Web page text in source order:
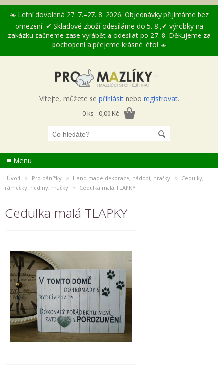
☀️ Letní dovolená 27. 7.–27. 8. 2026. Objednávky přijímáme bez
omezení. ✔ Skladové zboží odesíláme do 5. 8.,✔ výrobky na
zakázku začneme zase vyrábět a odesílat po 27. 8. Děkujeme za
pochopení a přejeme krásné léto! ☀️
Vítejte, můžete se přihlásitnebo registrovat.
0 ks - 0,00 Kč
≡ Menu
Úvod » Pro páníčky » Hand made dekorace, nádobí, hračky »
Cedulky,
rámečky, hodiny, hračky » Cedulka malá TLAPKY
Cedulka malá TLAPKY